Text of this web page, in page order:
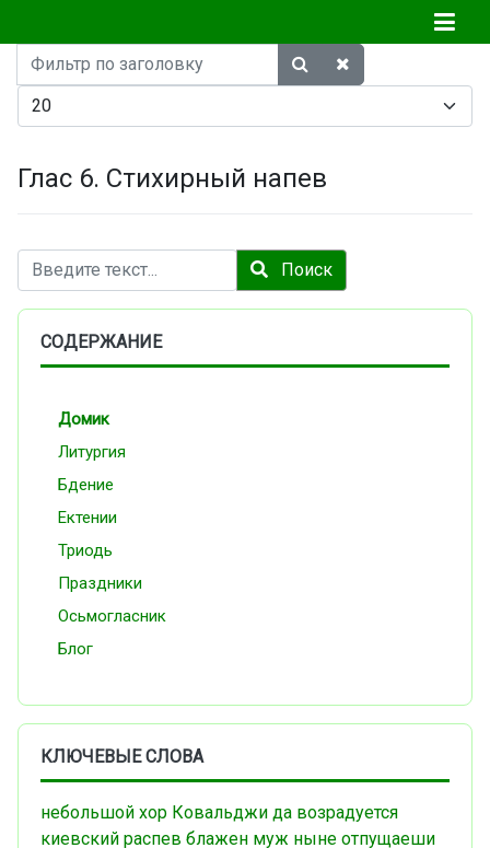
Фильтр
по
заголовку
Кол-во строк:
Глас 6. Стихирный напев
Поиск Поиск
СОДЕРЖАНИЕ
Домик
Литургия
Бдение
Ектении
Триодь
Праздники
Осьмогласник
Блог
КЛЮЧЕВЫЕ СЛОВА
небольшой хор Ковальджи да возрадуется
киевский распев блажен муж ныне отпущаеши